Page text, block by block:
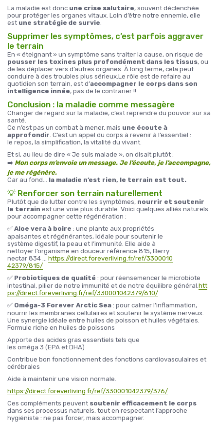
La maladie est donc une crise salutaire, souvent déclenchée
pour protéger les organes vitaux. Loin d’être notre ennemie, elle
est une stratégie de survie.
Supprimer les symptômes, c’est parfois aggraver
le terrain
En « éteignant » un symptôme sans traiter la cause, on risque de
pousser les toxines plus profondément dans les tissus, ou
de les déplacer vers d’autres organes. À long terme, cela peut
conduire à des troubles plus sérieux.Le rôle est de refaire au
quotidien son terrain, est d’accompagner le corps dans son
intelligence innée, pas de le contrarier !!
Conclusion : la maladie comme messagère
Changer de regard sur la maladie, c’est reprendre du pouvoir sur sa
santé.
Ce n’est pas un combat à mener, mais une écoute à
approfondir. C’est un appel du corps à revenir à l’essentiel :
le repos, la simplification, la vitalité du vivant.
Et si, au lieu de dire « Je suis malade », on disait plutôt :
➡️ Mon corps m’envoie un message. Je l’écoute, je l’accompagne,
je me régénère.
Car au fond… la maladie n’est rien, le terrain est tout.
💡 Renforcer son terrain naturellement
Plutôt que de lutter contre les symptômes, nourrir et soutenir
le terrain est une voie plus durable. Voici quelques alliés naturels
pour accompagner cette régénération :
✅ Aloe vera à boire : une plante aux propriétés
apaisantes et régénérantes, idéale pour soutenir le
système digestif, la peau et l’immunité. Elle aide à
nettoyer l’organisme en douceur référence 815, Berry
nectar 834 … https://direct.foreverliving.fr/ref/3300010
42379/815/
✅ Probiotiques de qualité : pour réensemencer le microbiote
intestinal, pilier de notre immunité et de notre équilibre général.htt
ps://direct.foreverliving.fr/ref/330001042379/610/
✅ Oméga-3 Forever Arctic Sea : pour calmer l’inflammation,
nourrir les membranes cellulaires et soutenir le système nerveux.
Une synergie idéale entre huiles de poisson et huiles végétales.
Formule riche en huiles de poissons
Apporte des acides gras essentiels tels que
les oméga 3 (EPA et DHA)
Contribue bon fonctionnement des fonctions cardiovasculaires et
cérébrales
Aide à maintenir une vision normale.
https://direct.foreverliving.fr/ref/330001042379/376/
Ces compléments peuvent soutenir efficacement le corps
dans ses processus naturels, tout en respectant l’approche
hygiéniste : ne pas forcer, mais accompagner.